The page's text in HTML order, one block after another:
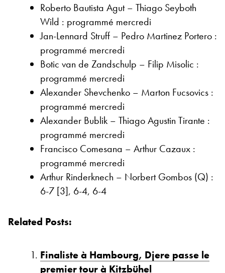
Roberto Bautista Agut – Thiago Seyboth
Wild : programmé mercredi
Jan-Lennard Struff – Pedro Martinez Portero :
programmé mercredi
Botic van de Zandschulp – Filip Misolic :
programmé mercredi
Alexander Shevchenko – Marton Fucsovics :
programmé mercredi
Alexander Bublik – Thiago Agustin Tirante :
programmé mercredi
Francisco Comesana – Arthur Cazaux :
programmé mercredi
Arthur Rinderknech – Norbert Gombos (Q) :
6-7 [3], 6-4, 6-4
Related Posts:
Finaliste à Hambourg, Djere passe le
premier tour à Kitzbühel